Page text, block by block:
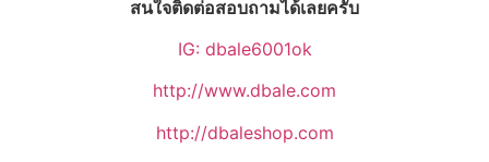
สนใจติดต่อสอบถามได้เลยครับ
IG: dbale6001ok
http://www.dbale.com
http://dbaleshop.com